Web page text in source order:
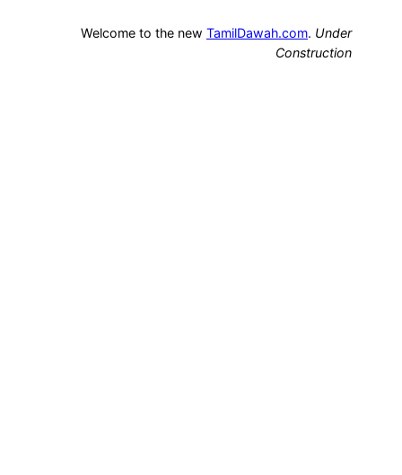
Welcome to the new TamilDawah.com. Under
Construction